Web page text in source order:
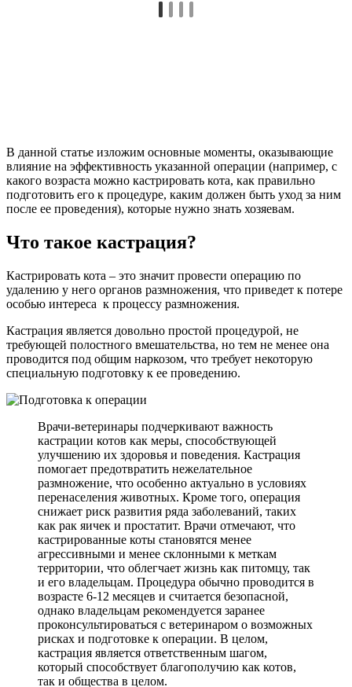
В данной статье изложим основные моменты, оказывающие
влияние на эффективность указанной операции (например, с
какого возраста можно кастрировать кота, как правильно
подготовить его к процедуре, каким должен быть уход за ним
после ее проведения), которые нужно знать хозяевам.
Что такое кастрация?
Кастрировать кота – это значит провести операцию по
удалению у него органов размножения, что приведет к потере
особью интереса к процессу размножения.
Кастрация является довольно простой процедурой, не
требующей полостного вмешательства, но тем не менее она
проводится под общим наркозом, что требует некоторую
специальную подготовку к ее проведению.
Врачи-ветеринары подчеркивают важность
кастрации котов как меры, способствующей
улучшению их здоровья и поведения. Кастрация
помогает предотвратить нежелательное
размножение, что особенно актуально в условиях
перенаселения животных. Кроме того, операция
снижает риск развития ряда заболеваний, таких
как рак яичек и простатит. Врачи отмечают, что
кастрированные коты становятся менее
агрессивными и менее склонными к меткам
территории, что облегчает жизнь как питомцу, так
и его владельцам. Процедура обычно проводится в
возрасте 6-12 месяцев и считается безопасной,
однако владельцам рекомендуется заранее
проконсультироваться с ветеринаром о возможных
рисках и подготовке к операции. В целом,
кастрация является ответственным шагом,
который способствует благополучию как котов,
так и общества в целом.